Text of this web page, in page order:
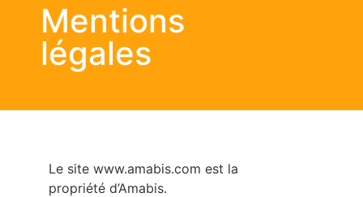
Mentions
légales
Le site www.amabis.com est la
propriété d’Amabis.